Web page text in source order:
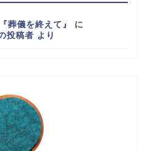
儀を終えて』
に
投稿者 より